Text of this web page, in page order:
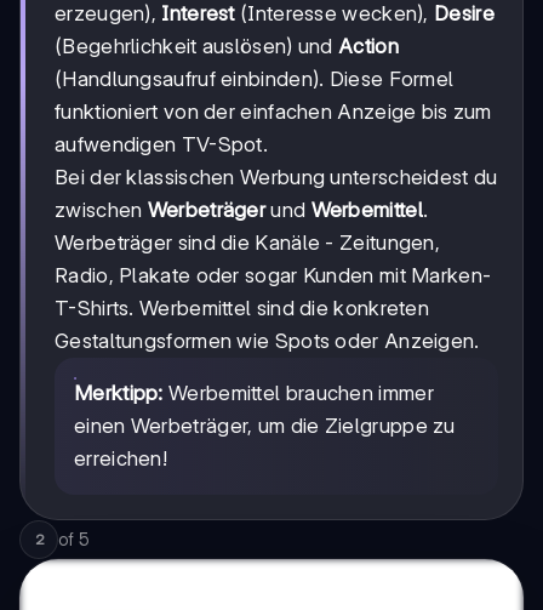
erzeugen), Interest(Interesse wecken), Desire
(Begehrlichkeit auslösen) undAction
(Handlungsaufruf einbinden). Diese Formel
funktioniert von der einfachen Anzeige bis zum
aufwendigen TV-Spot.
Bei der klassischen Werbung unterscheidest du
zwischen Werbeträgerund Werbemittel.
Werbeträger sind die Kanäle - Zeitungen,
Radio, Plakate oder sogar Kunden mit Marken-
T-Shirts. Werbemittel sind die konkreten
Gestaltungsformen wie Spots oder Anzeigen.
Merktipp: Werbemittel brauchen immer
einen Werbeträger, um die Zielgruppe zu
erreichen!
2 of 5